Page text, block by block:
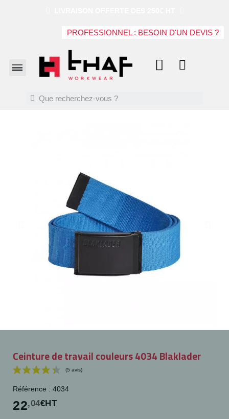
PROFESSIONNEL : BESOIN D'UN DEVIS ?
Ceinture de travail couleurs 4034 Blaklader
Référence : 4034
22,04€HT